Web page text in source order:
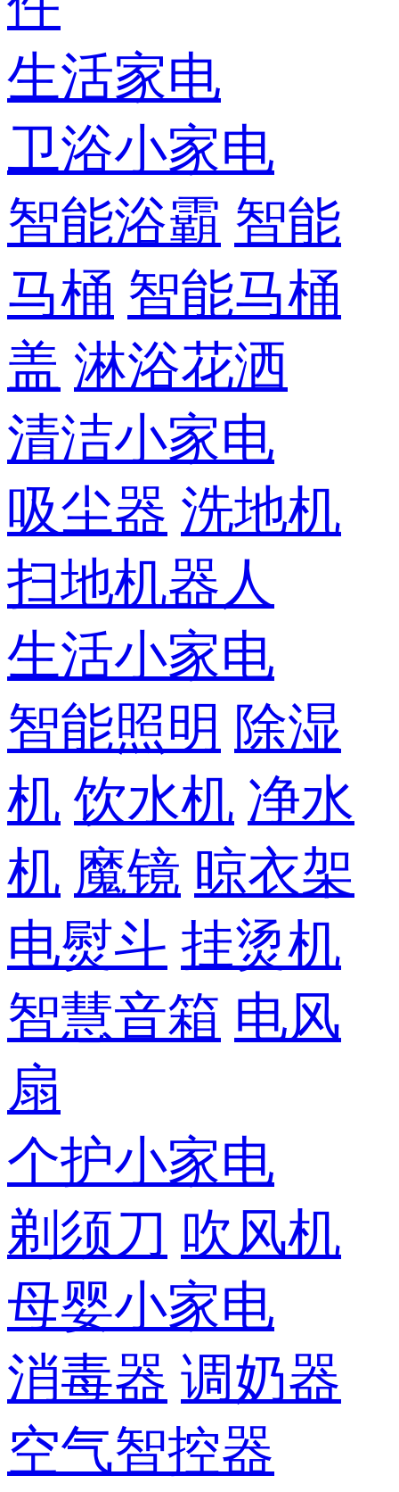
生活家电
卫浴小家电
智能浴霸 智能
马桶 智能马桶
盖 淋浴花洒
清洁小家电
吸尘器 洗地机
扫地机器人
生活小家电
智能照明 除湿
机 饮水机 净水
机 魔镜 晾衣架
电熨斗 挂烫机
智慧音箱 电风
扇
个护小家电
剃须刀 吹风机
母婴小家电
消毒器 调奶器
空气智控器